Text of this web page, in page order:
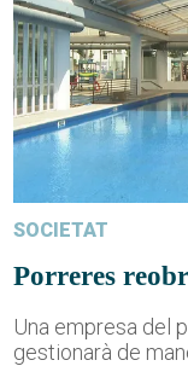
SOCIETAT
Porreres
Una empresa del
gestionarà de